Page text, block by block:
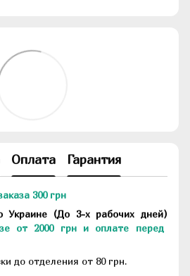
Оплата Гарантия
300 грн
(До 3-х рабочих дней)
от 2000 грн и оплате перед
до отделения от 80 грн.